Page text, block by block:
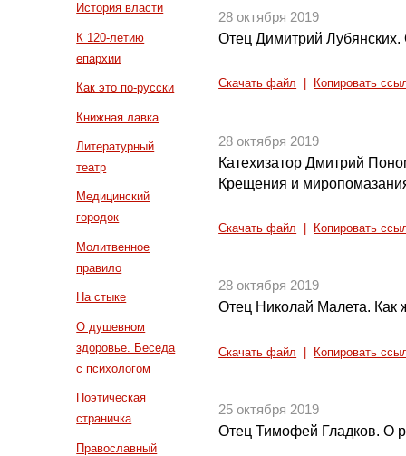
История власти
К 120-летию
епархии
Как это по-русски
Книжная лавка
Литературный
театр
Медицинский
городок
Молитвенное
правило
На стыке
О душевном
здоровье. Беседа
с психологом
Поэтическая
страничка
Православный
28 октября 2019
Отец Димитрий Лубянских.
Скачать файл Копировать
28 октября 2019
Катехизатор Дмитрий
Крещения и
Скачать файл Копировать
28 октября 2019
Отец Николай Малета. Как
Скачать файл Копировать
25 октября 2019
Отец Тимофей Гладков. О